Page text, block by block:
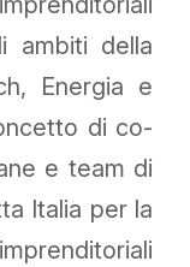
ambiti della
Energia e
di co-
e team di
Italia per la